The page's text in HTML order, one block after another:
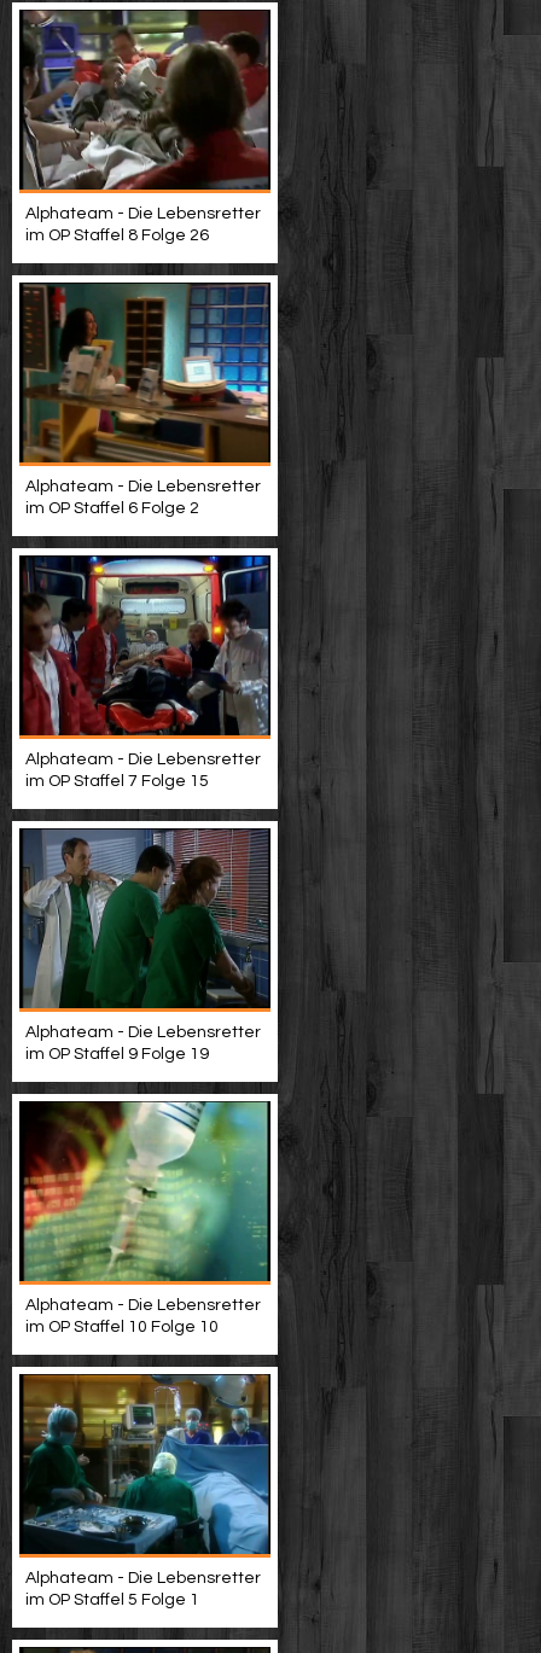
Alphateam - Die Lebensretter
im OP Staffel 8 Folge 26
Alphateam - Die Lebensretter
im OP Staffel 6 Folge 2
Alphateam - Die Lebensretter
im OP Staffel 7 Folge 15
Alphateam - Die Lebensretter
im OP Staffel 9 Folge 19
Alphateam - Die Lebensretter
im OP Staffel 10 Folge 10
Alphateam - Die Lebensretter
im OP Staffel 5 Folge 1